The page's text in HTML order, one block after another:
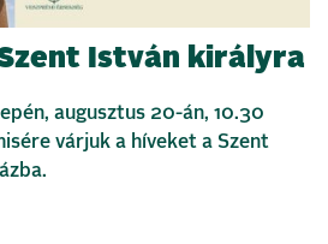
emlékezünk
István királyra
augusztus 20-án, 10.30
várjuk a híveket a Szent